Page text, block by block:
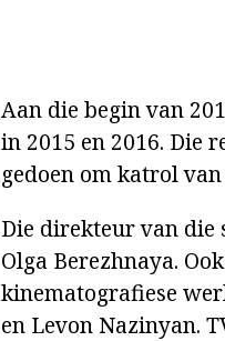
Aan die begin van
in 2015 en 2016. Die
gedoen om katrol
Die direkteur van die
Olga Berezhnaya.
kinematografiese
en Levon Nazinyan.